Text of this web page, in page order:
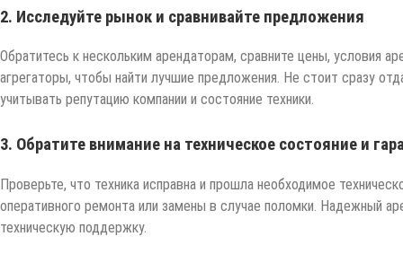
2. Исследуйте рынок и сравнивайте предложения
Обратитесь к нескольким арендаторам, сравните цены, условия
агрегаторы, чтобы найти лучшие предложения. Не стоит сразу
учитывать репутацию компании и состояние техники.
3. Обратите внимание на техническое состояние и
Проверьте, что техника исправна и прошла необходимое
оперативного ремонта или замены в случае поломки. Надежный
техническую поддержку.